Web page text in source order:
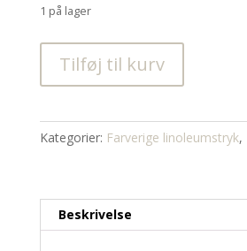
1 på lager
(mini
tryk)
Tilføj til kurv
Kategorier: Farverige linoleumstryk,
Beskrivelse